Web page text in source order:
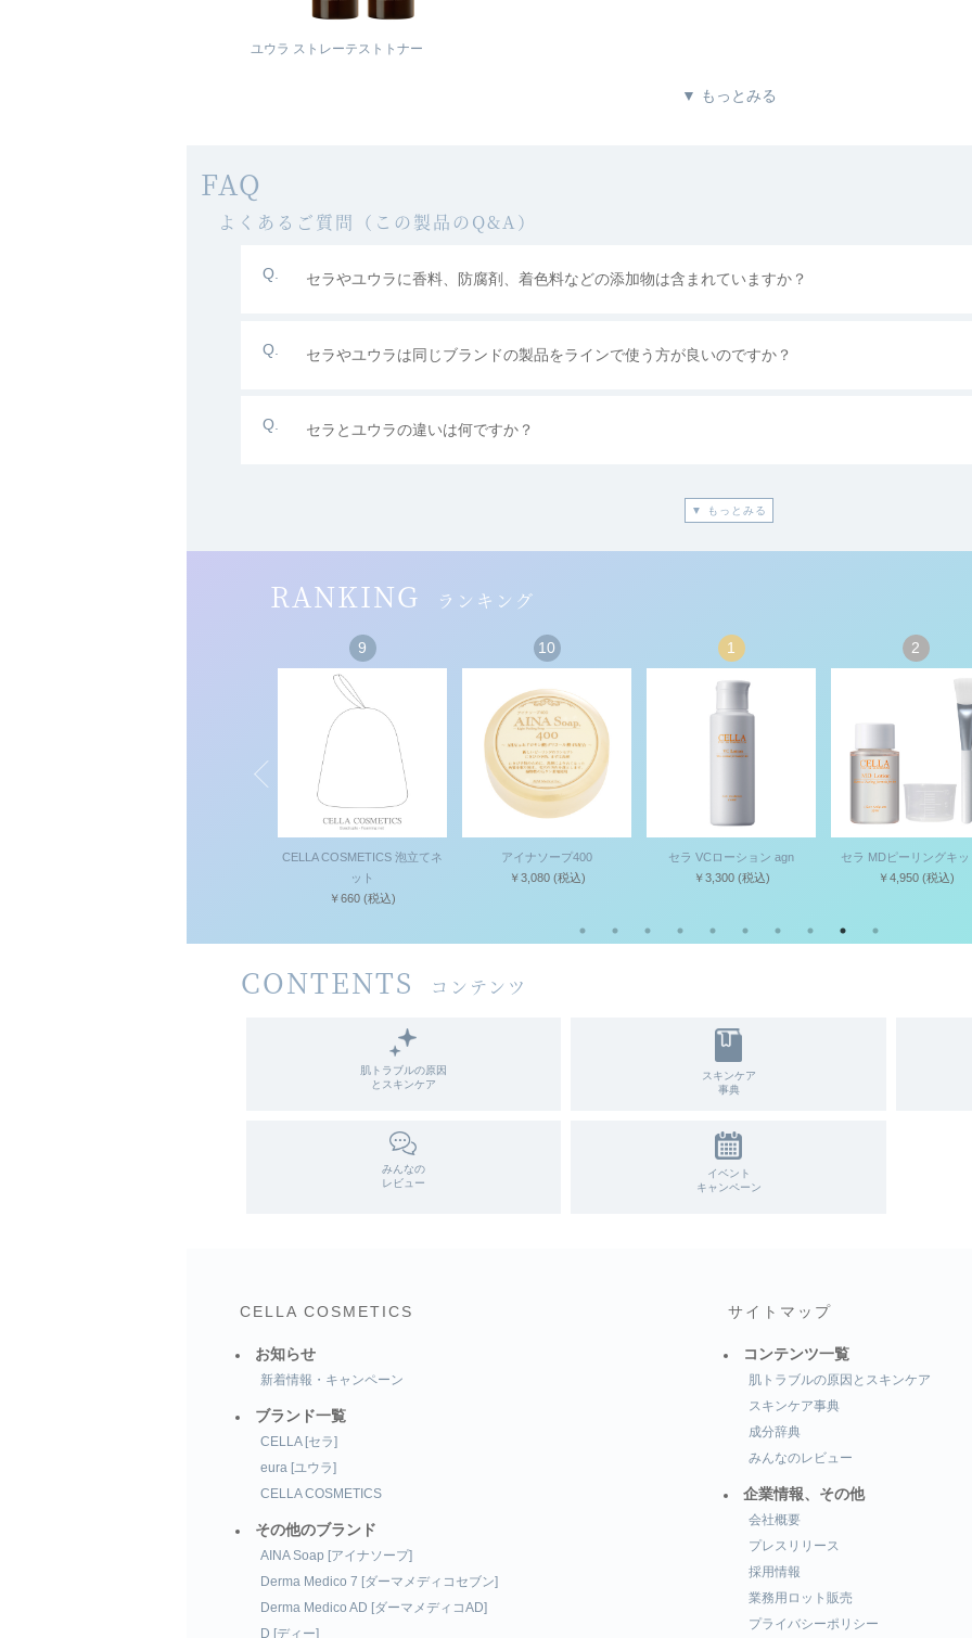
ユウラ ストレーテストトナー
▼ もっとみる
FAQ
よくあるご質問（この製品のQ&A）
セラやユウラに香料、防腐剤、着色料などの添加物は含まれていますか？
セラやユウラは同じブランドの製品をラインで使う方が良いのですか？
セラとユウラの違いは何ですか？
▼ もっとみる
RANKING ランキング
9
CELLA COSMETICS 泡立てネ
ット
￥660 (税込)
10
アイナソープ400
￥3,080 (税込)
1
セラ VCローション agn
￥3,300 (税込)
2
セラ MDピーリングキッ
￥4,950 (税込)
CONTENTS コンテンツ
肌トラブルの原因
とスキンケア
スキンケア
事典
みんなの
レビュー
イベント
キャンペーン
CELLA COSMETICS
お知らせ
新着情報・キャンペーン
ブランド一覧
CELLA [セラ]
eura [ユウラ]
CELLA COSMETICS
その他のブランド
AINA Soap [アイナソープ]
Derma Medico 7 [ダーマメディコセブン]
Derma Medico AD [ダーマメディコAD]
D [ディー]
サイトマップ
コンテンツ一覧
肌トラブルの原因とスキンケア
スキンケア事典
成分辞典
みんなのレビュー
企業情報、その他
会社概要
プレスリリース
採用情報
業務用ロット販売
プライバシーポリシー